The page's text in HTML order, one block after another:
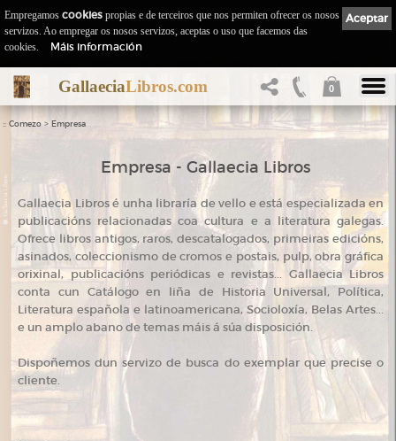
GallaeciaLibros.com 0
:: Comezo > Empresa
Empresa - Gallaecia Libros
Gallaecia Libros é unha libraría de vello e está especializada en
publicacións relacionadas coa cultura e a literatura galegas.
Ofrece libros antigos, raros, descatalogados, primeiras edicións,
asinados, coleccionismo de cromos e postais, pulp, obra gráfica
orixinal, publicacións periódicas e revistas... Gallaecia Libros
conta cun Catálogo en liña de Historia Universal, Política,
Literatura española e latinoamericana, Socioloxía, Belas Artes...
e un amplo abano de temas máis á súa disposición.
Dispoñemos dun servizo de busca do exemplar que precise o
cliente.
Aceptar
Empregamos cookies propias e de terceiros que nos permiten ofrecer os nosos
servizos. Ao empregar os nosos servizos, aceptas o uso que facemos das
cookies.
Máis información